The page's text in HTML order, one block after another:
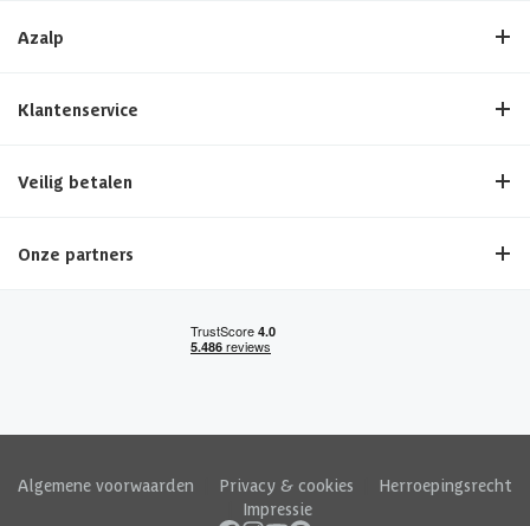
Azalp
Klantenservice
Veilig betalen
Onze partners
Algemene voorwaarden Privacy & cookies
Herroepingsrecht
Impressie